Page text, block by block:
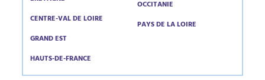
CENTRE-VAL DE LOIRE
GRAND EST
HAUTS-DE-FRANCE
OCCITANIE
PAYS DE LA LOIRE